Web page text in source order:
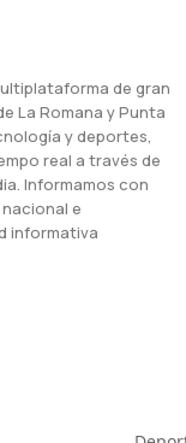
de gran
La Romana y Punta
y deportes,
real a través de
Informamos con
e
informativa